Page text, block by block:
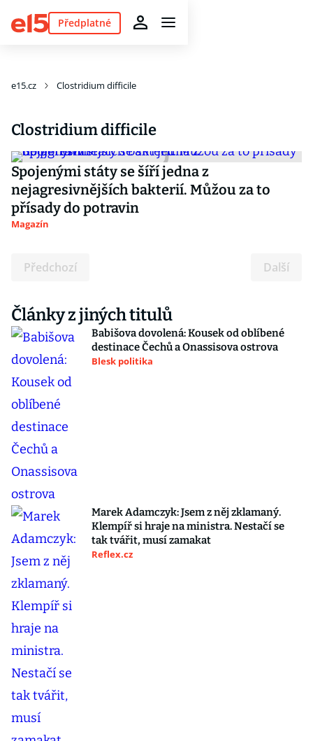
Předplatné
e15.cz Clostridium difficile
Clostridium difficile
Spojenými státy se šíří jedna z
nejagresivnějších bakterií. Můžou za to
přísady do potravin
Magazín
Předchozí Další
Články z jiných titulů
Babišova dovolená: Kousek od oblíbené
destinace Čechů a Onassisova ostrova
Blesk politika
Marek Adamczyk: Jsem z něj zklamaný.
Klempíř si hraje na ministra. Nestačí se
tak tvářit, musí zamakat
Reflex.cz